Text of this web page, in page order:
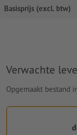
Basisprijs (excl. btw)
Verwachte
Opgemaakt bestand